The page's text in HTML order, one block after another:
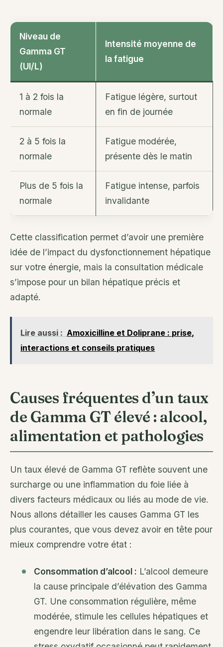
Niveau de
Gamma GT
(UI/L)
Intensité moyenne de
la fatigue
1 à 2 fois la
normale
Fatigue légère, surtout
en fin de journée
2 à 5 fois la
normale
Fatigue modérée,
présente dès le matin
Plus de 5 fois la
normale
Fatigue intense, parfois
invalidante
Cette classification permet d’avoir une première
idée de l’impact du dysfonctionnement hépatique
sur votre énergie, mais la consultation médicale
s’impose pour un bilan hépatique précis et
adapté.
Lire aussi : Amoxicilline et Doliprane : prise,
interactions et conseils pratiques
Causes fréquentes d’un taux
de Gamma GT élevé : alcool,
alimentation et pathologies
Un taux élevé de Gamma GT reflète souvent une
surcharge ou une inflammation du foie liée à
divers facteurs médicaux ou liés au mode de vie.
Nous allons détailler les causes Gamma GT les
plus courantes, que vous devez avoir en tête pour
mieux comprendre votre état :
Consommation d’alcool : L’alcool demeure
la cause principale d’élévation des Gamma
GT. Une consommation régulière, même
modérée, stimule les cellules hépatiques et
engendre leur libération dans le sang. Ce